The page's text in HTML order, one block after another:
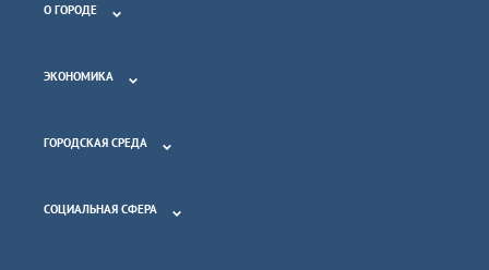
О ГОРОДЕ
ЭКОНОМИКА
ГОРОДСКАЯ СРЕДА
СОЦИАЛЬНАЯ СФЕРА